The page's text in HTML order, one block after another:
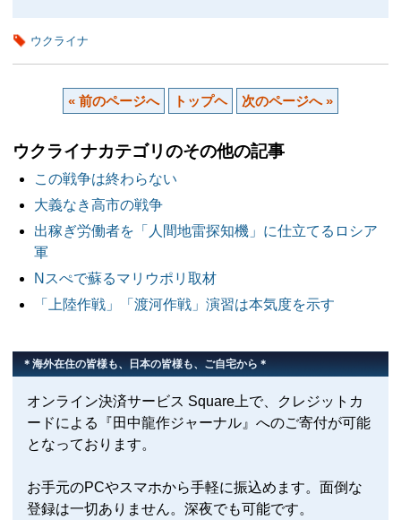
ウクライナ
« 前のページへ トップヘ 次のページへ »
ウクライナカテゴリのその他の記事
この戦争は終わらない
大義なき高市の戦争
出稼ぎ労働者を「人間地雷探知機」に仕立てるロシア
軍
Nスぺで蘇るマリウポリ取材
「上陸作戦」「渡河作戦」演習は本気度を示す
＊海外在住の皆様も、日本の皆様も、ご自宅から＊
オンライン決済サービス Square上で、クレジットカ
ードによる『田中龍作ジャーナル』へのご寄付が可能
となっております。
お手元のPCやスマホから手軽に振込めます。面倒な
登録は一切ありません。深夜でも可能です。